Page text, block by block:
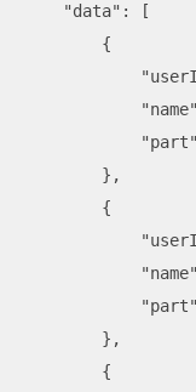
    "data": [
        {
        },
        {
        },
        {